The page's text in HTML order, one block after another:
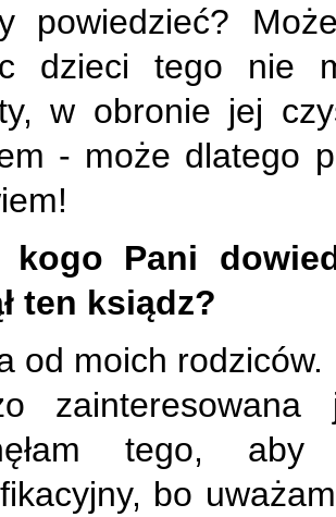
powiedzieć?
dzieci tego nie
w obronie jej
- może dlatego
Pani
ten ksiądz?
od moich rodziców.
tego,
bo